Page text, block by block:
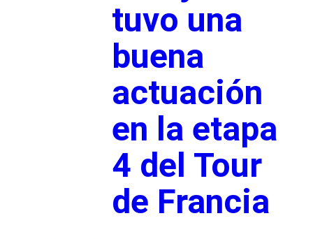
tuvo una
buena
actuación
en la etapa
4 del Tour
de Francia